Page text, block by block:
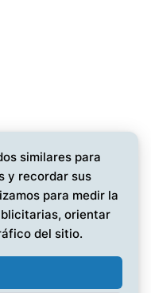
similares para
y recordar sus
para medir la
orientar
del sitio.